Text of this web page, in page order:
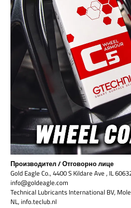
Производител / Отговорно лице
Gold Eagle Co., 4400 S Kildare Ave , IL
info@goldeagle.com
Technical Lubricants International BV,
NL, info.teclub.nl